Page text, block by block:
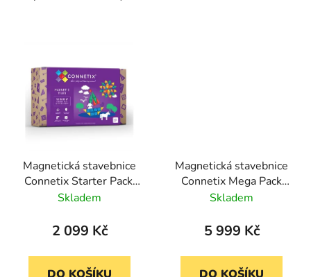
Magnetická stavebnice
Connetix Starter Pack,
60 kusů
Skladem
2 099 Kč
DO KOŠÍKU
Magnetická stavebnice
Connetix Mega Pack
202 v pastelových
Skladem
5 999 Kč
DO KOŠÍKU